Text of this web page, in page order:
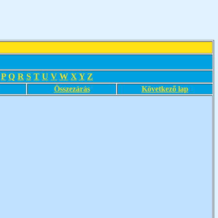
P Q R S T U V W X Y Z
Összezárás Következő lap